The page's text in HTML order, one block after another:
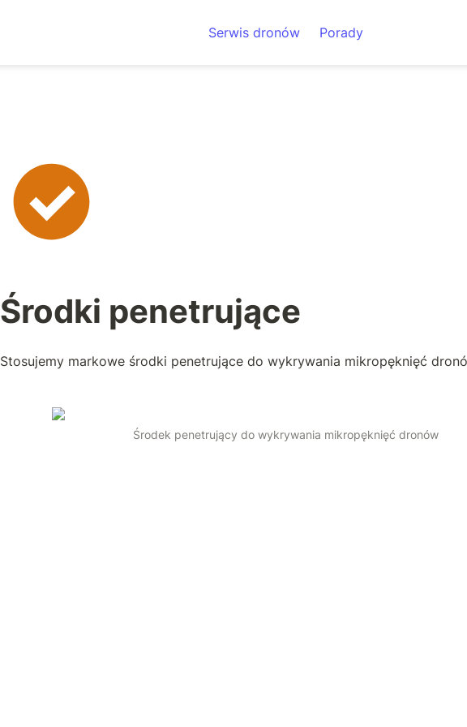
Serwis dronów Porady
Środki penetrujące
Stosujemy markowe środki penetrujące do wykrywania mikropęknięć
Środek penetrujący do wykrywania mikropęknięć dronów